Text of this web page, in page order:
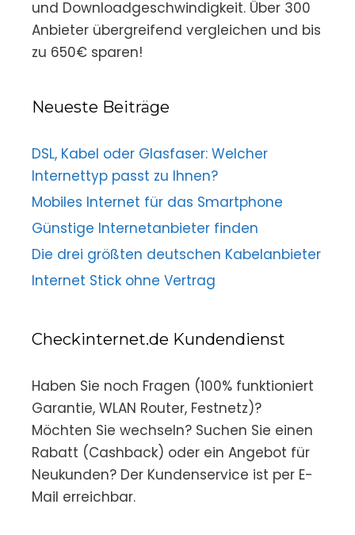
und Downloadgeschwindigkeit. Über 300
Anbieter übergreifend vergleichen und bis
zu 650€ sparen!
Neueste Beiträge
DSL, Kabel oder Glasfaser: Welcher
Internettyp passt zu Ihnen?
Mobiles Internet für das Smartphone
Günstige Internetanbieter finden
Die drei größten deutschen Kabelanbieter
Internet Stick ohne Vertrag
Checkinternet.de Kundendienst
Haben Sie noch Fragen (100% funktioniert
Garantie, WLAN Router, Festnetz)?
Möchten Sie wechseln? Suchen Sie einen
Rabatt (Cashback) oder ein Angebot für
Neukunden? Der Kundenservice ist per E-
Mail erreichbar.